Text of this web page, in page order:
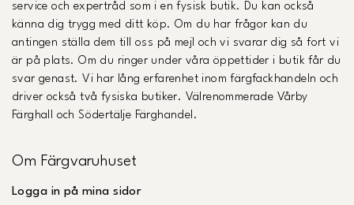
service och expertråd som i en fysisk butik. Du kan också
känna dig trygg med ditt köp. Om du har frågor kan du
antingen ställa dem till oss på mejl och vi svarar dig så fort vi
är på plats. Om du ringer under våra öppettider i butik får du
svar genast. Vi har lång erfarenhet inom färgfackhandeln och
driver också två fysiska butiker. Välrenommerade Vårby
Färghall och Södertälje Färghandel.
Om Färgvaruhuset
Logga in på mina sidor